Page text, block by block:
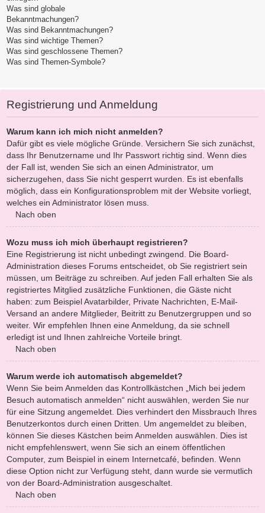
Was sind globale
Bekanntmachungen?
Was sind Bekanntmachungen?
Was sind wichtige Themen?
Was sind geschlossene Themen?
Was sind Themen-Symbole?
Registrierung und Anmeldung
Warum kann ich mich nicht anmelden?
Dafür gibt es viele mögliche Gründe. Versichern Sie sich zunächst,
dass Ihr Benutzername und Ihr Passwort richtig sind. Wenn dies
der Fall ist, wenden Sie sich an einen Administrator, um
sicherzugehen, dass Sie nicht gesperrt wurden. Es ist ebenfalls
möglich, dass ein Konfigurationsproblem mit der Website vorliegt,
welches ein Administrator lösen muss.
Nach oben
Wozu muss ich mich überhaupt registrieren?
Eine Registrierung ist nicht unbedingt zwingend. Die Board-
Administration dieses Forums entscheidet, ob Sie registriert sein
müssen, um Beiträge zu schreiben. Auf jeden Fall erhalten Sie als
registriertes Mitglied zusätzliche Funktionen, die Gäste nicht
haben: zum Beispiel Avatarbilder, Private Nachrichten, E-Mail-
Versand an andere Mitglieder, Beitritt zu Benutzergruppen und so
weiter. Wir empfehlen Ihnen eine Anmeldung, da sie schnell
erledigt ist und Ihnen zahlreiche Vorteile bringt.
Nach oben
Warum werde ich automatisch abgemeldet?
Wenn Sie beim Anmelden das Kontrollkästchen „Mich bei jedem
Besuch automatisch anmelden“ nicht auswählen, werden Sie nur
für eine Sitzung angemeldet. Dies verhindert den Missbrauch Ihres
Benutzerkontos durch einen Dritten. Um angemeldet zu bleiben,
können Sie dieses Kästchen beim Anmelden auswählen. Dies ist
nicht empfehlenswert, wenn Sie sich an einem öffentlichen
Computer, zum Beispiel in einem Internetcafé, befinden. Wenn
diese Option nicht zur Verfügung steht, dann wurde sie vermutlich
von der Board-Administration ausgeschaltet.
Nach oben